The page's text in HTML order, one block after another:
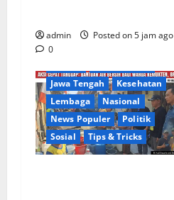
admin
Posted on 5 jam ago
0Berita Terkini
Jawa Tengah
Kesehatan
Lembaga
Nasional
News Populer
Politik
Sosial
Tips & Tricks